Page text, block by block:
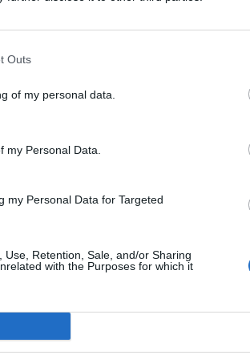
Outs
of my personal data.
my Personal Data.
my Personal Data for Targeted
Retention, Sale, and/or Sharing
with the Purposes for which it
Архитекти (ZHA) и
за дизајнирање на новата
приземје, мезанин помеѓу
има површина од 79.470
седиште на Алта банка.
катови, додека станови ќе
и канцеларии за
од една година, тие две
за пренамена на поранешната
Тесла.
во сопственост на Давор